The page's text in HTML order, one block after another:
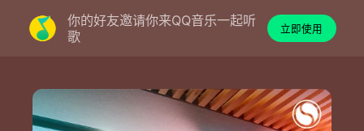
你的好友邀请你来QQ音乐一起听
歌
立即使用